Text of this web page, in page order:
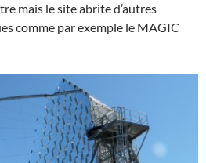
mais le site abrite d’autres
comme par exemple le MAGIC